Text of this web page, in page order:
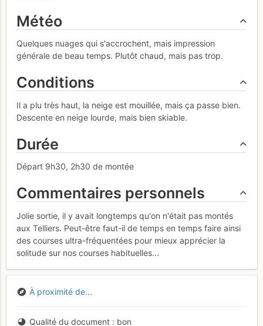
Météo
Quelques nuages qui s'accrochent, mais impression
générale de beau temps. Plutôt chaud, mais pas trop.
Conditions
Il a plu très haut, la neige est mouillée, mais ça passe bien.
Descente en neige lourde, mais bien skiable.
Durée
Départ 9h30, 2h30 de montée
Commentaires personnels
Jolie sortie, il y avait longtemps qu'on n'était pas montés
aux Telliers. Peut-être faut-il de temps en temps faire ainsi
des courses ultra-fréquentées pour mieux apprécier la
solitude sur nos courses habituelles...
À proximité de...
Qualité du document bon